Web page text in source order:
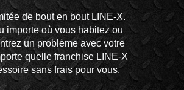
de bout en bout LINE-X.
importe où vous habitez ou
un problème avec votre
quelle franchise LINE-X
sans frais pour vous.